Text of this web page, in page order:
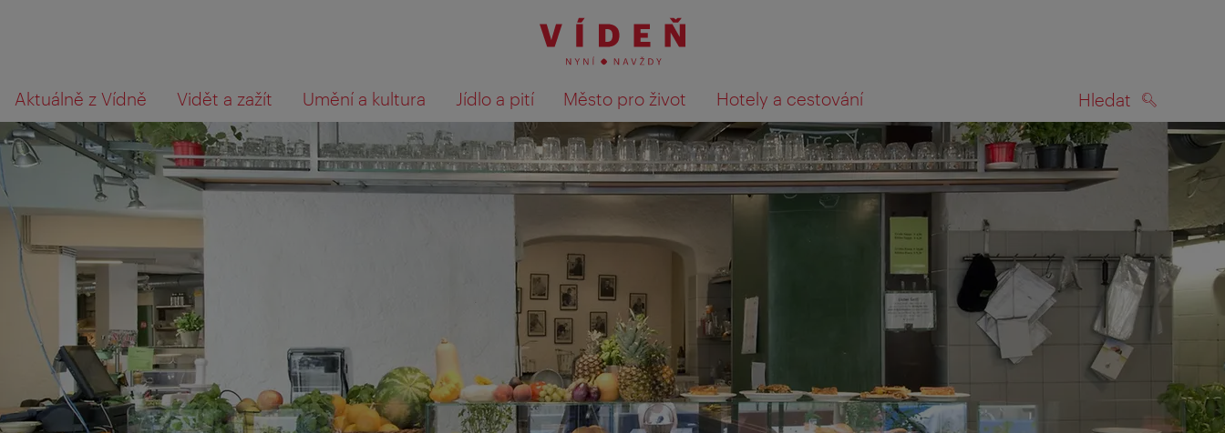
na
procházení
k obsahu
Aktuálně z Vídně Vidět a zažít Umění a kultura Jídlo a pití Město pro život Hotely a cestování Hledat
Co
hledáte?
Výsledky hledání zobrazit na mapě HLEDAT